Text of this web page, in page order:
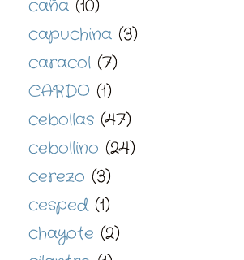
caña (10)
capuchina (3)
caracol (7)
CARDO (1)
cebollas (47)
cebollino (24)
cerezo (3)
cesped (1)
chayote (2)